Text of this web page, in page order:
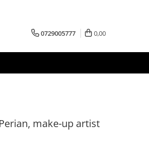
0729005777 0,00
make-up artist